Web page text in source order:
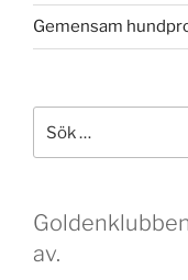
Gemensam
efter:
av.